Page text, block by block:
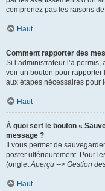
comprenez pas les raisons
Haut
Comment rapporter des
Si l’administrateur l’a
voir un bouton pour
aux étapes nécessaires pour
Haut
À quoi sert le bouton «
message ?
Il vous permet de
poster ultérieurement. Pour
(ongletAperçu --> Gestion
Haut